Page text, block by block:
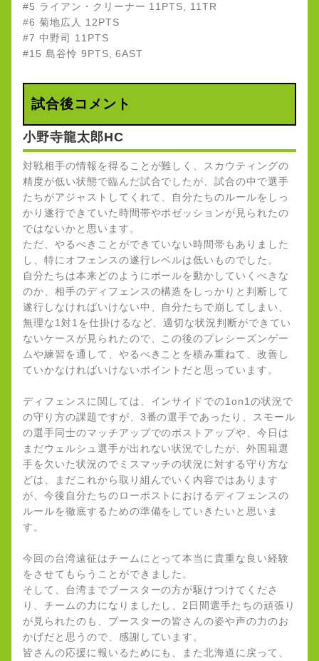
#5 ライアン・クリーナー 11PTS, 11TR
#6 菊地広人 12PTS
#7 中野司 11PTS
#15 島谷怜 9PTS, 6AST
試合後コメント
小野寺龍太郎HC
対戦相手の情報を得ることが難しく、スカウティングの
精度が低い状態で臨んだ試合でしたが、試合の中で選手
たちがアジャストしてくれて、自分たちのルールをしっ
かり遂行できていた時間帯やポゼッションが見られたの
ではないかと思います。
ただ、やるべきことができていない時間帯もありました
し、特にオフェンスの遂行レベルは低いものでした。
自分たちは本来どのようにボールを動かしていくべきな
のか、相手のディフェンスの構造をしっかりと判断して
遂行しなければいけない中、自分たちで崩してしまい、
無理な1対1を仕掛けるなど、適切な状況判断ができてい
ないケースが見られたので、この後のプレシーズンゲー
ムや練習を通して、やるべきことを積み重ねて、改善し
ていかなければいけないポイントだと思っています。
ディフェンスに関しては、インサイドでの1on1の状況で
の守り方の課題ですが、3番の選手であったり、スモール
の選手同士のマッチアップでのポストアップや、今日は
まだウェルシュ選手が出れない状況でしたが、外国籍選
手を欠いた状況のでミスマッチの状況に対する守り方な
どは、まだこれから取り組んでいく内容ではあります
が、今後自分たちのローポストにおけるディフェンスの
ルールを徹底するための準備をしていきたいと思いま
す。
今回の台湾遠征はチームにとって本当に貴重な良い経験
をさせてもらうことができました。
そして、台湾までブースターの方が駆けつけてくださ
り、チームの力になりましたし、2日間選手たちの頑張り
が見られたのも、ブースターの皆さんの姿や声の力のお
かげだと思うので、感謝しています。
皆さんの応援に報いるためにも、また北海道に戻って、